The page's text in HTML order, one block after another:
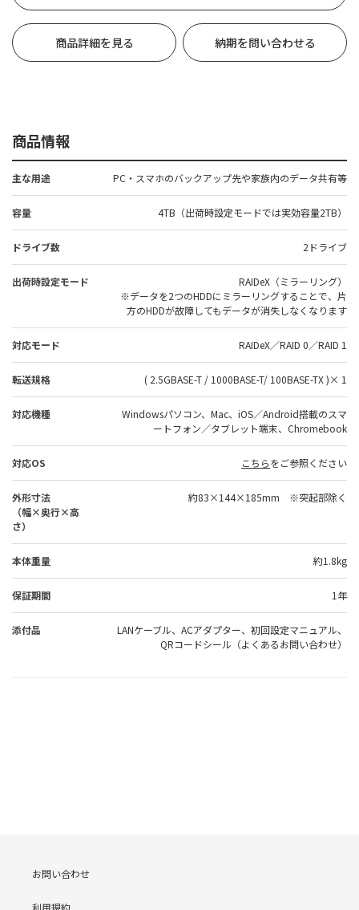
商品詳細を見る 納期を問い合わせる
商品情報
主な用途 PC・スマホのバックアップ先や家族内のデータ共有等
容量 4TB（出荷時設定モードでは実効容量2TB）
ドライブ数 2ドライブ
出荷時設定モード
RAIDeX（ミラーリング）
※データを2つのHDDにミラーリングすることで、片
方のHDDが故障してもデータが消失しなくなります
対応モード RAIDeX／RAID 0／RAID 1
転送規格 ( 2.5GBASE-T / 1000BASE-T/ 100BASE-TX )× 1
対応機種
Windowsパソコン、Mac、iOS／Android搭載のスマ
ートフォン／タブレット端末、Chromebook
対応OS こちらをご参照ください
外形寸法
（幅×奥行×高
さ）
約83×144×185mm ※突起部除く
本体重量 約1.8kg
保証期間 1年
添付品
LANケーブル、ACアダプター、初回設定マニュアル、
QRコードシール（よくあるお問い合わせ）
お問い合わせ
利用規約